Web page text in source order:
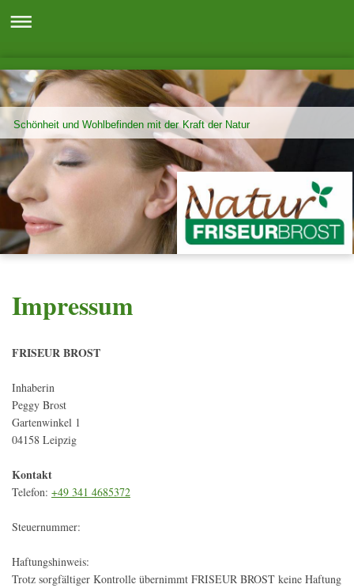
Schönheit und Wohlbefinden mit der Kraft der Natur
Impressum
FRISEUR BROST
Inhaberin
Peggy Brost
Gartenwinkel 1
04158 Leipzig
Kontakt
Telefon: +49 341 4685372
Steuernummer:
Haftungshinweis:
Trotz sorgfältiger Kontrolle übernimmt FRISEUR BROST keine Haftung